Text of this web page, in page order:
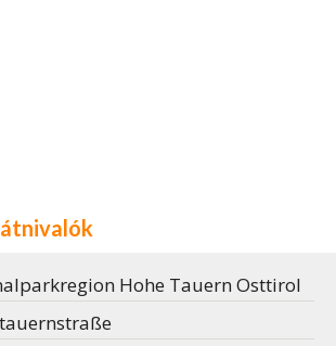
Hohe Tauern Osttirol